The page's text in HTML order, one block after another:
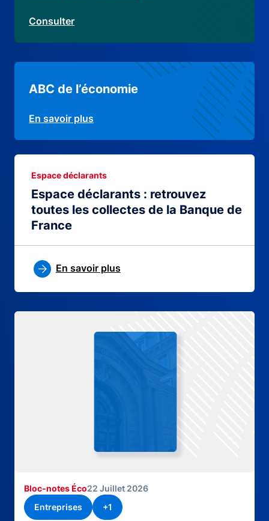
Consulter
Bloc-notes Éco22 Juillet 2026
Entreprises
+1
ABC de l’économie
En savoir plus
Espace déclarants : retrouvez
toutes les collectes de la Banque de
France
Espace déclarants
En savoir plus